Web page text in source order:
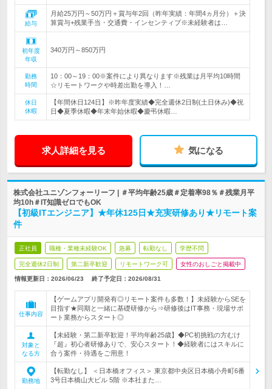
給与
月給25万円～50万円＋賞与年2回（昨年実績：年間4ヵ月分）＋決
算賞与+残業手当・交通費・インセンティブ※未経験者は…
初年度
年収
340万円～850万円
勤務
時間
10：00～19：00※案件により異なります※残業は月平均10時間
☆リモートワークや時差出勤を導入！…
休日
休暇
【年間休日124日】※昨年度実績◆完全週休2日制(土日休み)◆祝
日◆夏季休暇◆年末年始休暇◆慶弔休暇…
求人詳細を見る 気になる
株式会社ユニゾンフォーリーフ | ＃平均年齢25歳＃定着率98％＃残業月平
均10h＃IT知識ゼロでもOK
【初級ITエンジニア】★年休125日★充実研修あり★リモート案
件
正社員 職種・業種未経験OK 急募 転勤なし 学歴不問
完全週休2日制 第二新卒歓迎 リモートワーク可 女性のおしごと掲載中
情報更新日：2026/06/23 終了予定日： 2026/08/31
仕事内容
【ゲームアプリ開発有◎リモート案件も多数！】未経験からSEを
目指す★同期と一緒に基礎研修から⇒研修後はIT事務・現場サポ
ート業務からスタート◎
対象と
なる方
【未経験・第二新卒歓迎！平均年齢25歳】◆PC初挑戦の方むけ
『超』初心者研修ありで、安心スタート！◆経験者にはスキルに
合う案件・待遇をご用意！
勤務地
【転勤なし】 ＜日本橋オフィス＞ 東京都中央区日本橋小舟町6番
3号日本橋山大ビル 5階 ※本社また…